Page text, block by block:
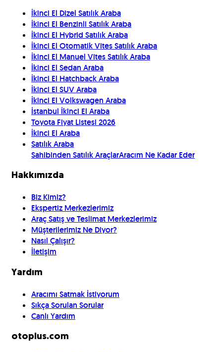
İkinci El Dizel Satılık Araba
İkinci El Benzinli Satılık Araba
İkinci El Hybrid Satılık Araba
İkinci El Otomatik Vites Satılık Araba
İkinci El Manuel Vites Satılık Araba
İkinci El Sedan Araba
İkinci El Hatchback Araba
İkinci El SUV Araba
İkinci El Volkswagen Araba
İstanbul İkinci El Araba
Toyota Fiyat Listesi 2026
İkinci El Araba
Satılık Araba
Sahibinden Satılık AraçlarAracım Ne Kadar Eder
Hakkımızda
Biz Kimiz?
Ekspertiz Merkezlerimiz
Araç Satış ve Teslimat Merkezlerimiz
Müşterilerimiz Ne Diyor?
Nasıl Çalışır?
İletişim
Yardım
Aracımı Satmak İstiyorum
Sıkça Sorulan Sorular
Canlı Yardım
otoplus.com